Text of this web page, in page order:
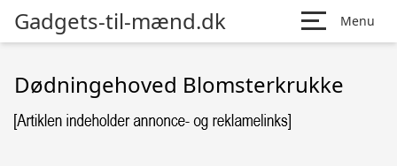
Gadgets-til-mænd.dk Menu
Dødningehoved Blomsterkrukke